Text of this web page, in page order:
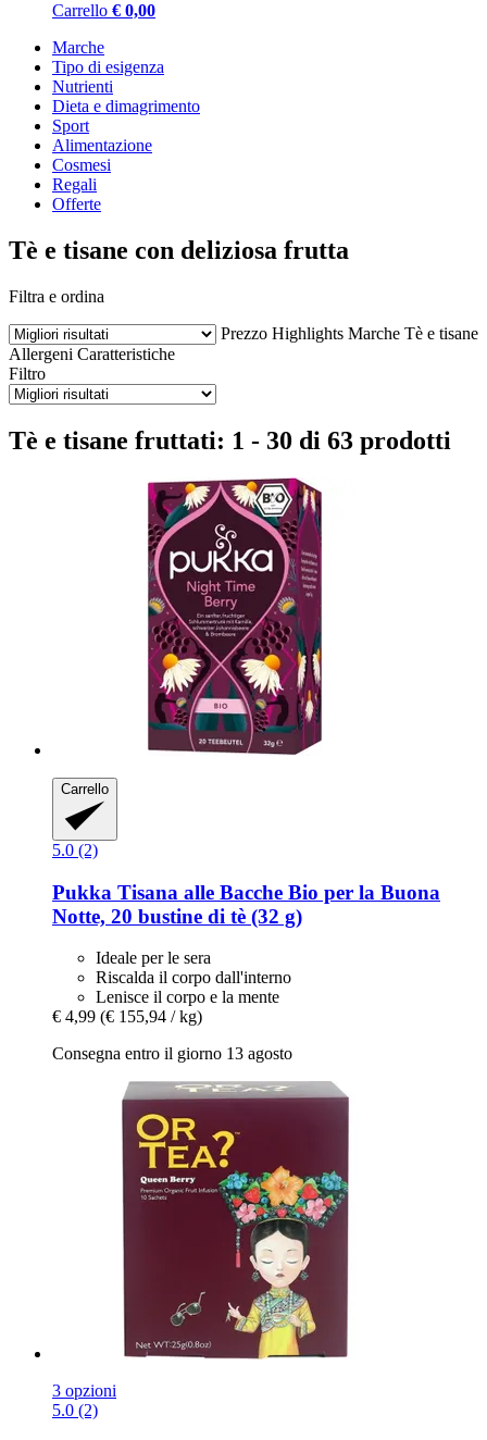
Carrello € 0,00
Marche
Tipo di esigenza
Nutrienti
Dieta e dimagrimento
Sport
Alimentazione
Cosmesi
Regali
Offerte
Tè e tisane con deliziosa frutta
Filtra e ordina
Prezzo Highlights Marche Tè e tisane
Allergeni Caratteristiche
Filtro
Tè e tisane fruttati: 1 - 30 di 63 prodotti
Carrello
5.0 (2)
Pukka Tisana alle Bacche Bio per la Buona
Notte, 20 bustine di tè (32 g)
Ideale per le sera
Riscalda il corpo dall'interno
Lenisce il corpo e la mente
€ 4,99 (€ 155,94 / kg)
Consegna entro il giorno 13 agosto
3 opzioni
5.0 (2)